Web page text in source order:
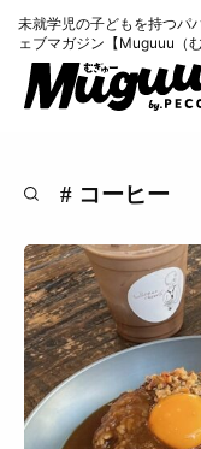
未就学児の子どもを持つパ
ェブマガジン【Muguuu（む
特集
おいしい
# コーヒー